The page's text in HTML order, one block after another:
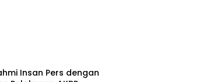
Insan Pers dengan